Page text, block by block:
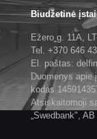
Biudžetinė
Ežero g. 11A,
Tel. +370 646
El. paštas:
Duomenys apie
kodas
Atsiskaitomoji
„Swedbank", AB